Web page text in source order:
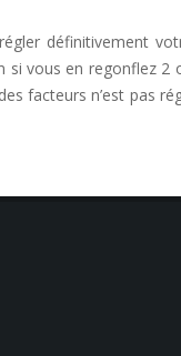
définitivement
vous en regonflez 2
facteurs n’est pas